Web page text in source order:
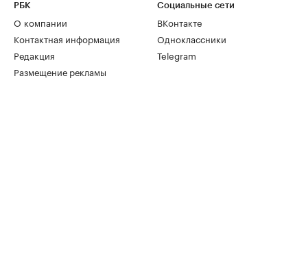
РБК
О компании
Контактная информация
Редакция
Размещение рекламы
Социальные сети
ВКонтакте
Одноклассники
Telegram